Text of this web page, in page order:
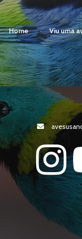
Home Viu uma